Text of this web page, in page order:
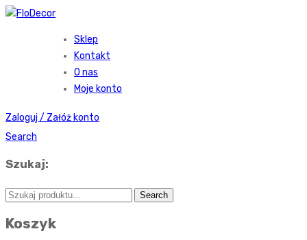
Sklep
Kontakt
O nas
Moje konto
Zaloguj / Załóż konto
Search
Szukaj:
Koszyk